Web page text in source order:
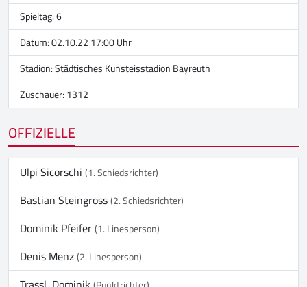
Spieltag: 6
Datum: 02.10.22 17:00 Uhr
Stadion:Städtisches Kunsteisstadion Bayreuth
Zuschauer: 1312
OFFIZIELLE
Ulpi Sicorschi(1. Schiedsrichter)
Bastian Steingross(2. Schiedsrichter)
Dominik Pfeifer(1. Linesperson)
Denis Menz(2. Linesperson)